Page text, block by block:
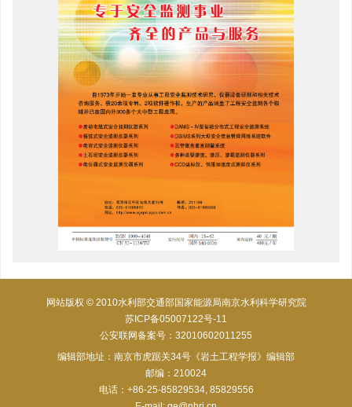
网站版权 © 2010水利部交通部国家能源局南京水利科学研究院
苏ICP备05007122号-11
公安联网备案号：32010602011255
编辑部地址：南京市虎踞关34号《岩土工程学报》编辑部
邮编：210024
电话：+86-25-85829534, 85829556